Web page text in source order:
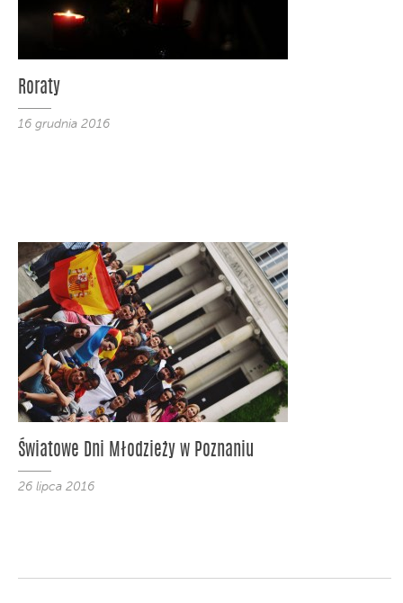
Roraty
16 grudnia 2016
Światowe Dni Młodzieży w Poznaniu
26 lipca 2016